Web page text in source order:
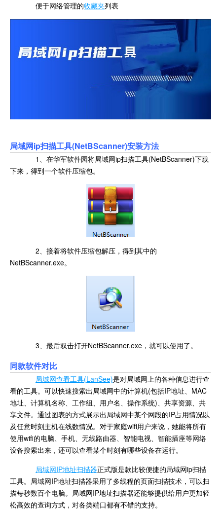
便于网络管理的收藏夹列表
局域网ip扫描工具(NetBScanner)安装方法
1、在华军软件园将局域网ip扫描工具(NetBScanner)下载
下来，得到一个软件压缩包。
2、接着将软件压缩包解压，得到其中的
NetBScanner.exe。
3、最后双击打开NetBScanner.exe，就可以使用了。
同款软件对比
局域网查看工具(LanSee)是对局域网上的各种信息进行查
看的工具。可以快速搜索出局域网中的计算机(包括IP地址、MAC
地址、计算机名称、工作组、用户名、操作系统)、共享资源、共
享文件。通过图表的方式展示出局域网中某个网段的IP占用情况以
及任意时刻主机在线数情况。对于家庭wifi用户来说，她能将所有
使用wifi的电脑、手机、无线路由器、智能电视、智能插座等网络
设备搜索出来，还可以查看某个时刻有哪些设备在运行。
局域网IP地址扫描器正式版是款比较便捷的局域网ip扫描
工具。局域网IP地址扫描器采用了多线程的页面扫描技术，可以扫
描每秒数百个电脑。局域网IP地址扫描器还能够提供给用户更加轻
松高效的查询方式，对各类端口都有不错的支持。